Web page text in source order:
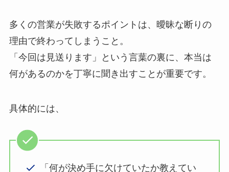
多くの営業が失敗するポイントは、曖昧な断りの
理由で終わってしまうこと。
「今回は見送ります」という言葉の裏に、本当は
何があるのかを丁寧に聞き出すことが重要です。
具体的には、
「何が決め手に欠けていたか教えてい